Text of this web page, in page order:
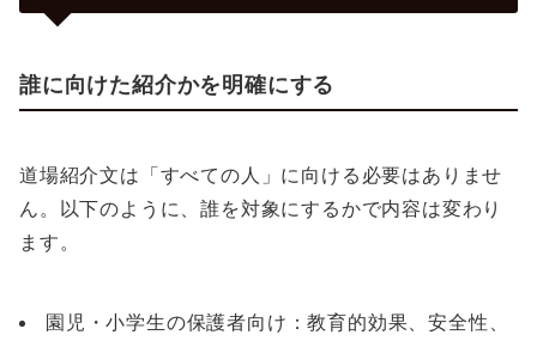
誰に向けた紹介かを明確にする
道場紹介文は「すべての人」に向ける必要はありませ
ん。以下のように、誰を対象にするかで内容は変わり
ます。
園児・小学生の保護者向け：教育的効果、安全性、